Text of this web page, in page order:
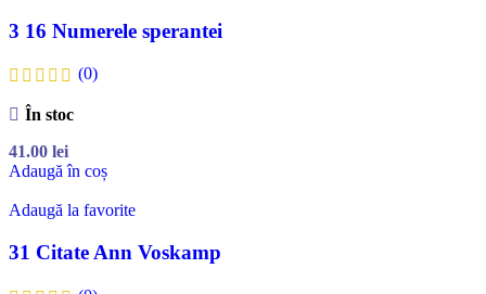
3 16 Numerele sperantei
(0)
În stoc
41.00 lei
Adaugă în coș
Adaugă la favorite
31 Citate Ann Voskamp